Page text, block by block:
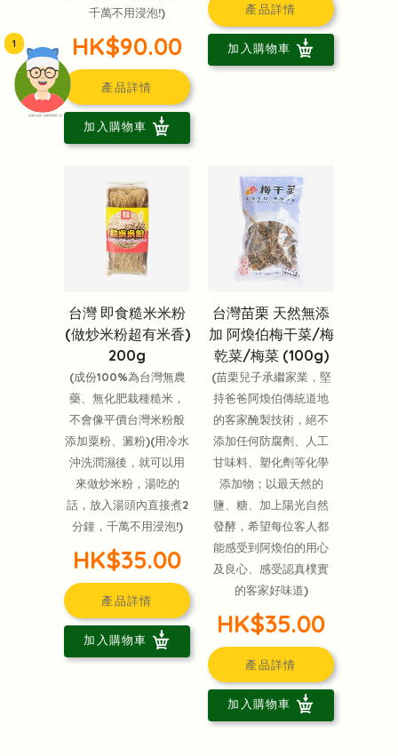
頭像生成器: 快樂家庭網上店
1
千萬不用浸泡!)
HK$90.00
產品詳情
加入購物車
產品詳情
加入購物車
台灣 即食糙米米粉
(做炒米粉超有米香)
200g
(成份100%為台灣無農
藥、無化肥栽種糙米，
不會像平價台灣米粉般
添加粟粉、澱粉)(用冷水
沖洗潤濕後，就可以用
來做炒米粉，湯吃的
話，放入湯頭內直接煮2
分鐘，千萬不用浸泡!)
HK$35.00
產品詳情
加入購物車
台灣苗栗 天然無添
加 阿煥伯梅干菜/梅
乾菜/梅菜 (100g)
(苗栗兒子承繼家業，堅
持爸爸阿煥伯傳統道地
的客家醃製技術，絕不
添加任何防腐劑、人工
甘味料、塑化劑等化學
添加物；以最天然的
鹽、糖、加上陽光自然
發酵，希望每位客人都
能感受到阿煥伯的用心
及良心、感受認真樸實
的客家好味道)
HK$35.00
產品詳情
加入購物車